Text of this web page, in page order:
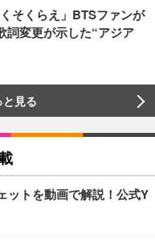
そくらえ」BTSファンが
変更が示した“アジア
見る
ットを動画で解説！公式Y